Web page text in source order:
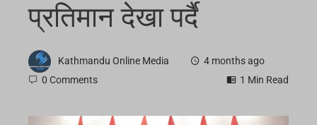
प्रतिमान देखा पर्दै
Kathmandu Online Media
4 months ago
0 Comments
1 Min Read